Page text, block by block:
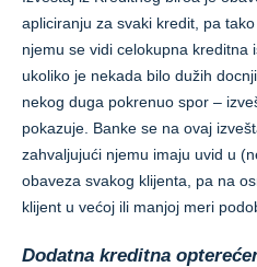
apliciranju za svaki kredit, pa
njemu se vidi celokupna kreditna
ukoliko je nekada bilo dužih
nekog duga pokrenuo spor –
pokazuje. Banke se na ovaj
zahvaljujući njemu imaju uvid u
obaveza svakog klijenta, pa na
klijent u većoj ili manjoj meri
Dodatna kreditna